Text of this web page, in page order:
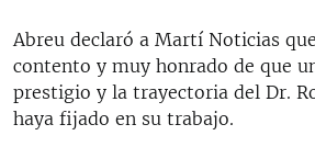
Abreu declaró a Martí Noticias
contento y muy honrado de que
prestigio y la trayectoria del Dr.
haya fijado en su trabajo.